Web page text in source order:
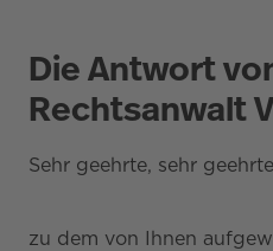
Die Antwort
Rechtsanwalt
Sehr geehrte, sehr
zu dem von Ihnen